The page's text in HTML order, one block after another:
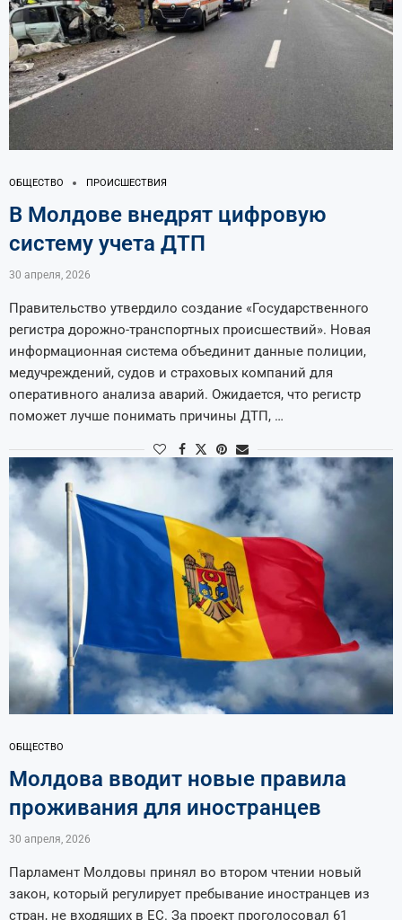
ОБЩЕСТВО ПРОИСШЕСТВИЯ
В Молдове внедрят цифровую
систему учета ДТП
30 апреля, 2026
Правительство утвердило создание «Государственного
регистра дорожно-транспортных происшествий». Новая
информационная система объединит данные полиции,
медучреждений, судов и страховых компаний для
оперативного анализа аварий. Ожидается, что регистр
поможет лучше понимать причины ДТП, …
ОБЩЕСТВО
Молдова вводит новые правила
проживания для иностранцев
30 апреля, 2026
Парламент Молдовы принял во втором чтении новый
закон, который регулирует пребывание иностранцев из
стран, не входящих в ЕС. За проект проголосовал 61